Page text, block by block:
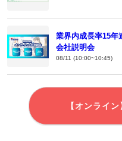
業界内成長率15年
会社説明会
08/11 (10:00~10:45)
【オンライ